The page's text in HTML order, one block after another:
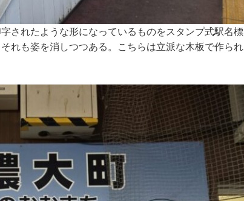
されたような形になっているものをスタンプ式駅名標
れも姿を消しつつある。こちらは立派な木板で作られ